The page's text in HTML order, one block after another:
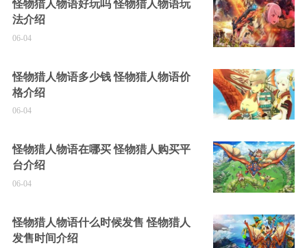
怪物猎人物语好玩吗 怪物猎人物语玩
法介绍
06-04
怪物猎人物语多少钱 怪物猎人物语价
格介绍
06-04
怪物猎人物语在哪买 怪物猎人购买平
台介绍
06-04
怪物猎人物语什么时候发售 怪物猎人
发售时间介绍